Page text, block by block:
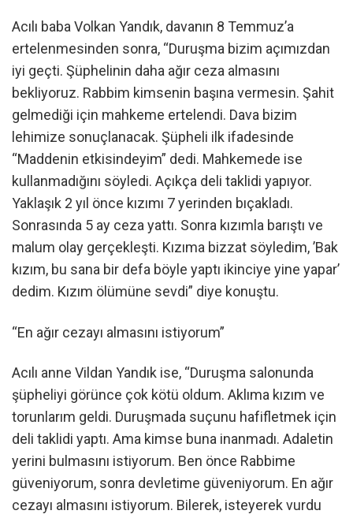
Acılı baba Volkan Yandık, davanın 8 Temmuz’a
ertelenmesinden sonra, “Duruşma bizim açımızdan
iyi geçti. Şüphelinin daha ağır ceza almasını
bekliyoruz. Rabbim kimsenin başına vermesin. Şahit
gelmediği için mahkeme ertelendi. Dava bizim
lehimize sonuçlanacak. Şüpheli ilk ifadesinde
“Maddenin etkisindeyim” dedi. Mahkemede ise
kullanmadığını söyledi. Açıkça deli taklidi yapıyor.
Yaklaşık 2 yıl önce kızımı 7 yerinden bıçakladı.
Sonrasında 5 ay ceza yattı. Sonra kızımla barıştı ve
malum olay gerçekleşti. Kızıma bizzat söyledim, ’Bak
kızım, bu sana bir defa böyle yaptı ikinciye yine yapar’
dedim. Kızım ölümüne sevdi” diye konuştu.
“En ağır cezayı almasını istiyorum”
Acılı anne Vildan Yandık ise, “Duruşma salonunda
şüpheliyi görünce çok kötü oldum. Aklıma kızım ve
torunlarım geldi. Duruşmada suçunu hafifletmek için
deli taklidi yaptı. Ama kimse buna inanmadı. Adaletin
yerini bulmasını istiyorum. Ben önce Rabbime
güveniyorum, sonra devletime güveniyorum. En ağır
cezayı almasını istiyorum. Bilerek, isteyerek vurdu